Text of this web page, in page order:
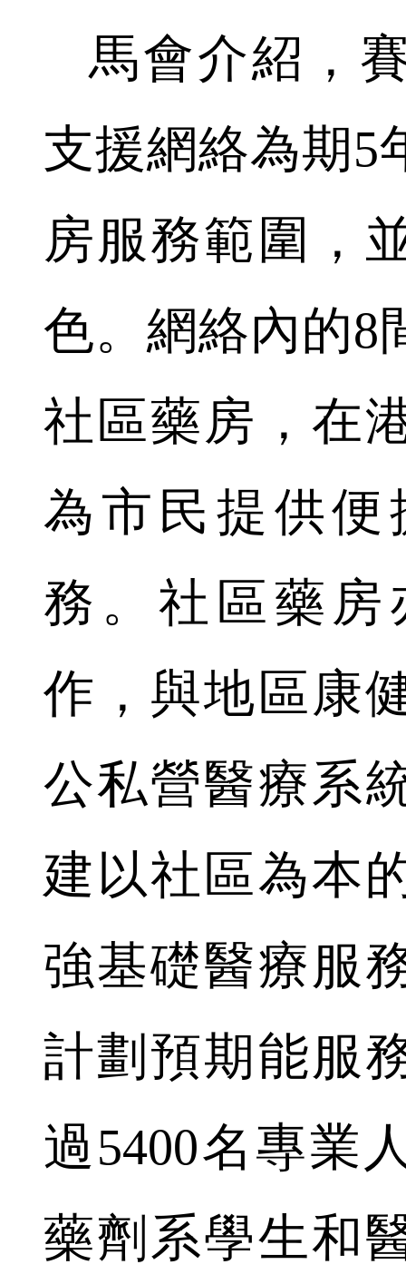
馬會介紹，
支援網絡為期5
房服務範圍，
色。網絡內的8
社區藥房，在
為市民提供便
務。社區藥
作，與地區康
公私營醫療系
建以社區為本
強基礎醫療服
計劃預期能服
過5400名專業
藥劑系學生和